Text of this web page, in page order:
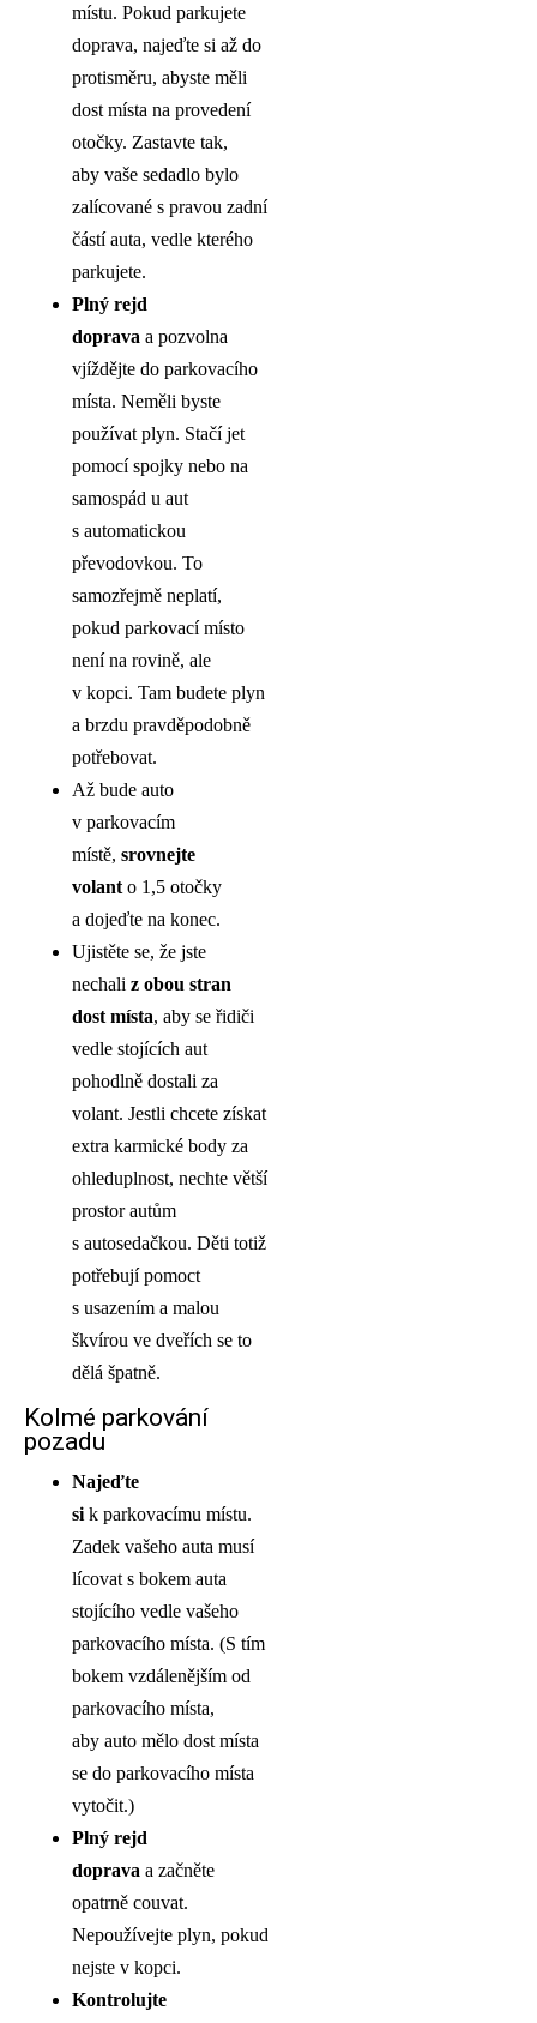
místu. Pokud parkujete
doprava, najeďte si až do
protisměru, abyste měli
dost místa na provedení
otočky. Zastavte tak,
aby vaše sedadlo bylo
zalícované s pravou zadní
částí auta, vedle kterého
parkujete.
Plný rejd
doprava a pozvolna
vjíždějte do parkovacího
místa. Neměli byste
používat plyn. Stačí jet
pomocí spojky nebo na
samospád u aut
s automatickou
převodovkou. To
samozřejmě neplatí,
pokud parkovací místo
není na rovině, ale
v kopci. Tam budete plyn
a brzdu pravděpodobně
potřebovat.
Až bude auto
v parkovacím
místě, srovnejte
volant o 1,5 otočky
a dojeďte na konec.
Ujistěte se, že jste
nechali z obou stran
dost místa, aby se řidiči
vedle stojících aut
pohodlně dostali za
volant. Jestli chcete získat
extra karmické body za
ohleduplnost, nechte větší
prostor autům
s autosedačkou. Děti totiž
potřebují pomoct
s usazením a malou
škvírou ve dveřích se to
dělá špatně.
Kolmé parkování
pozadu
Najeďte
si k parkovacímu místu.
Zadek vašeho auta musí
lícovat s bokem auta
stojícího vedle vašeho
parkovacího místa. (S tím
bokem vzdálenějším od
parkovacího místa,
aby auto mělo dost místa
se do parkovacího místa
vytočit.)
Plný rejd
doprava a začněte
opatrně couvat.
Nepoužívejte plyn, pokud
nejste v kopci.
Kontrolujte